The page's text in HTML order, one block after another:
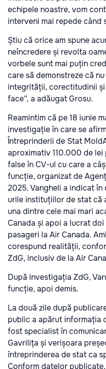
echipele noastre, vom
interveni mai repede când
Știu că orice am spune
neîncredere și revolta
vorbele sunt mai puțin
care să demonstreze că
integrității, corectitudinii
face”, a adăugat Grosu.
Reamintim că pe 18 iunie
investigație în care se
Întreprinderii de Stat
aproximativ 110.000 de
false în CV-ul cu care a
funcție, organizat de
2025. Vangheli a indicat
urile instituțiilor de stat că
una dintre cele mai mari
Canada și apoi a lucrat
pasageri la Air Canada.
corespund realității,
ZdG, inclusiv de la Air
După investigația ZdG,
funcție, apoi demis.
La două zile după
public a apărut informația
fost specialist în
Gavrilița și verișoara
întreprinderea de stat ca
Conform datelor